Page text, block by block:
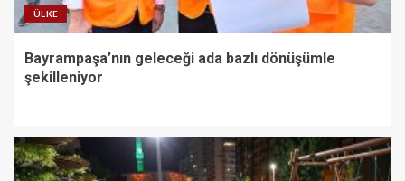
ÜLKE
Bayrampaşa’nın geleceği ada bazlı dönüşümle
şekilleniyor